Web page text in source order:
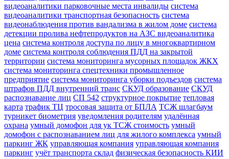
видеоаналитики парковочные места инвалиды система
видеоаналитики транспортная безопасность система
видеонаблюдения против вандализма в жилом доме система
детекции пролива нефтепродуктов на АЗС видеоаналитика
цена система контроля доступа по лицу в многоквартирном
доме система контроля соблюдения ПДД на закрытой
территории система мониторинга мусорных площадок ЖКХ
система мониторинга спецтехники промышленное
предприятие система мониторинга уборки подъездов система
штрафов ПДД внутренний транс СКУД образование СКУД
распознавание лиц СП 542 структурное покрытие тепловая
карта трафик ТЦ тросовая защита от БПЛА ТСЖ шлагбаум
турникет биометрия уведомления родителям удалённая
охрана умный домофон для ук ТСЖ стоимость умный
домофон с распознаванием лиц для жилого комплекса умный
паркинг ЖК управляющая компания управляющая компания
паркинг учёт транспорта склад физическая безопасность КИИ